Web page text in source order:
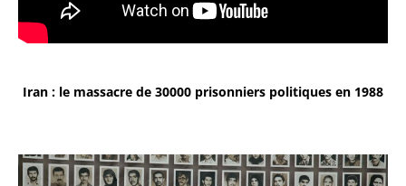
Iran : le massacre de 30000 prisonniers politiques en 1988